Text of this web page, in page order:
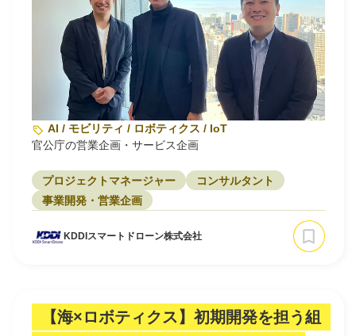
AI / モビリティ / ロボティクス / IoT
官公庁の営業企画・サービス企画
プロジェクトマネージャー
コンサルタント
事業開発・営業企画
KDDIスマートドローン株式会社
【海×ロボティクス】初期開発を担う組